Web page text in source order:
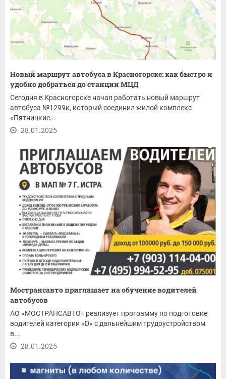
Новый маршрут автобуса в Красногорске: как быстро и
удобно добраться до станции МЦД
Сегодня в Красногорске начал работать новый маршрут
автобуса №1299к, который соединил жилой комплекс
«Пятницкие...
28.01.2025
Мострансавто приглашает на обучение водителей
автобусов
АО «МОСТРАНСАВТО» реализует программу по подготовке
водителей категории «D» с дальнейшим трудоустройством
в...
28.01.2025